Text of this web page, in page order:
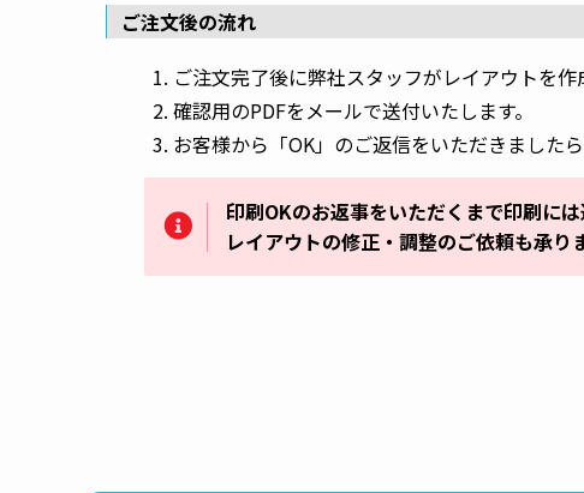
ご注文後の流れ
ご注文完了後に弊社スタッフがレイアウトを作
確認用のPDFをメールで送付いたします。
お客様から「OK」のご返信をいただきましたら
印刷OKのお返事をいただくまで印刷に
レイアウトの修正・調整のご依頼も承りま